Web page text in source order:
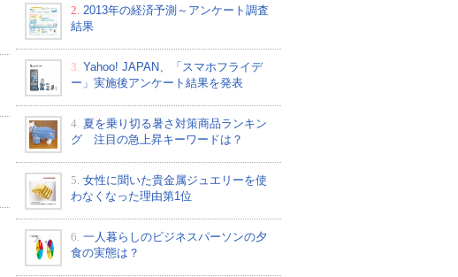
2. 2013年の経済予測～アンケート調査
結果
3. Yahoo! JAPAN、「スマホフライデ
ー」実施後アンケート結果を発表
4. 夏を乗り切る暑さ対策商品ランキン
グ 注目の急上昇キーワードは？
5. 女性に聞いた貴金属ジュエリーを使
わなくなった理由第1位
6. 一人暮らしのビジネスパーソンの夕
食の実態は？